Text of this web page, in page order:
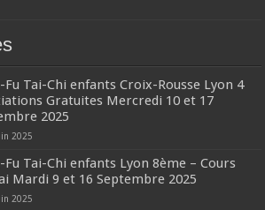
Fu Tai-Chi enfants Croix-Rousse Lyon 4
Gratuites Mercredi 10 et 17
2025
2025
Fu Tai-Chi enfants Lyon 8ème – Cours
Mardi 9 et 16 Septembre 2025
2025